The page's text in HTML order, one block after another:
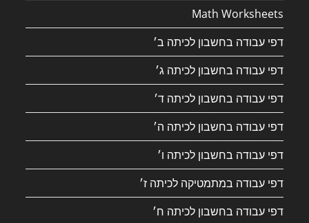
Math Worksheets
דפי עבודה בחשבון לכיתה ב׳
דפי עבודה בחשבון לכיתה ג׳
דפי עבודה בחשבון לכיתה ד׳
דפי עבודה בחשבון לכיתה ה׳
דפי עבודה בחשבון לכיתה ו׳
דפי עבודה במתמטיקה לכיתה ז׳
דפי עבודה בחשבון לכיתה ח׳